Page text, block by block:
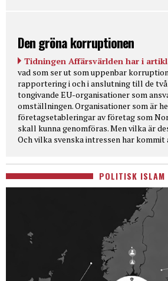
Den gröna korruptionen
Tidningen Affärsvärlden har i
vad som ser ut som uppenbar
rapportering i och i anslutning till de
tongivande EU-organisationer som
omställningen. Organisationer som är
företagsetableringar av företag som
skall kunna genomföras. Men vilka är
Och vilka svenska intressen har
POLITISK ISLAM